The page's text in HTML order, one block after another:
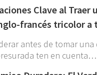
Clave al Traer
francés tricolor a
antes de tomar una
ten en cuenta…